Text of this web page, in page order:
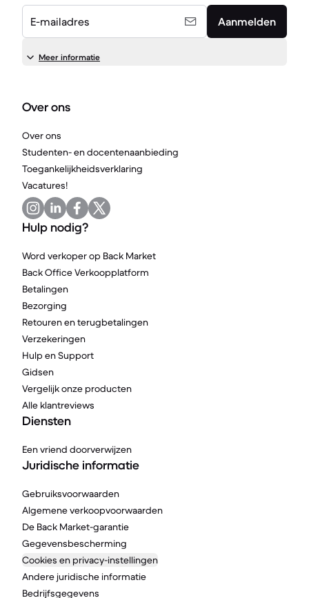
E-mailadres Aanmelden
Meer informatie
Over ons
Over ons
Studenten- en docentenaanbieding
Toegankelijkheidsverklaring
Vacatures!
Hulp nodig?
Word verkoper op Back Market
Back Office Verkoopplatform
Betalingen
Bezorging
Retouren en terugbetalingen
Verzekeringen
Hulp en Support
Gidsen
Vergelijk onze producten
Alle klantreviews
Diensten
Een vriend doorverwijzen
Juridische informatie
Gebruiksvoorwaarden
Algemene verkoopvoorwaarden
De Back Market-garantie
Gegevensbescherming
Cookies en privacy-instellingen
Andere juridische informatie
Bedrijfsgegevens